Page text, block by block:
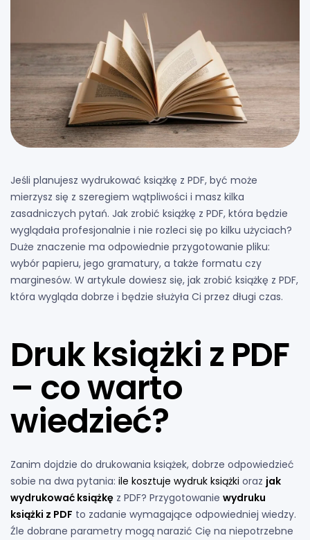
Jeśli planujesz wydrukować książkę z PDF, być może
mierzysz się z szeregiem wątpliwości i masz kilka
zasadniczych pytań. Jak zrobić książkę z PDF, która będzie
wyglądała profesjonalnie i nie rozleci się po kilku użyciach?
Duże znaczenie ma odpowiednie przygotowanie pliku:
wybór papieru, jego gramatury, a także formatu czy
marginesów. W artykule dowiesz się, jak zrobić książkę z PDF,
która wygląda dobrze i będzie służyła Ci przez długi czas.
Druk książki z PDF
– co warto
wiedzieć?
Zanim dojdzie do drukowania książek, dobrze odpowiedzieć
sobie na dwa pytania: ile kosztuje wydruk książki oraz jak
wydrukować książkę z PDF? Przygotowanie wydruku
książki z PDF to zadanie wymagające odpowiedniej wiedzy.
Źle dobrane parametry mogą narazić Cię na niepotrzebne